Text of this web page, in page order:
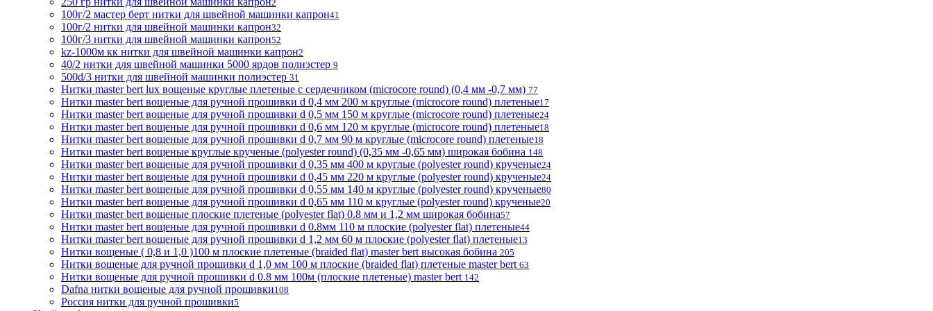
2
100г/2 мастер берт нитки для швейной машинки капрон41
100г/2 нитки для швейной машинки капрон32
100г/3 нитки для швейной машинки капрон52
kz-1000м кк нитки для швейной машинки капрон2
40/2 нитки для швейной машинки 5000 ярдов полиэстер 9
500d/3 нитки для швейной машинки полиэстер 31
Нитки master bert lux вощеные круглые плетеные с сердечником (microcore round) (0,4 мм -0,7 мм) 77
Нитки master bert вощеные для ручной прошивки d 0,4 мм 200 м круглые (microcore round) плетеные17
Нитки master bert вощеные для ручной прошивки d 0,5 мм 150 м круглые (microcore round) плетеные24
Нитки master bert вощеные для ручной прошивки d 0,6 мм 120 м круглые (microcore round) плетеные18
Нитки master bert вощеные для ручной прошивки d 0,7 мм 90 м круглые (microcore round) плетеные18
Нитки master bert вощеные круглые крученые (polyester round) (0,35 мм -0,65 мм) широкая бобина 148
Нитки master bert вощеные для ручной прошивки d 0,35 мм 400 м круглые (polyester round) крученые24
Нитки master bert вощеные для ручной прошивки d 0,45 мм 220 м круглые (polyester round) крученые24
Нитки master bert вощеные для ручной прошивки d 0,55 мм 140 м круглые (polyester round) крученые80
Нитки master bert вощеные для ручной прошивки d 0,65 мм 110 м круглые (polyester round) крученые20
Нитки master bert вощеные плоские плетеные (polyester flat) 0.8 мм и 1,2 мм широкая бобина57
Нитки master bert вощеные для ручной прошивки d 0.8мм 110 м плоские (polyester flat) плетеные44
Нитки master bert вощеные для ручной прошивки d 1,2 мм 60 м плоские (polyester flat) плетеные13
Нитки вощеные ( 0,8 и 1,0 )100 м плоские плетеные (braided flat) master bert высокая бобина 205
Нитки вощеные для ручной прошивки d 1,0 мм 100 м плоские (braided flat) плетеные master bert 63
Нитки вощеные для ручной прошивки d 0.8 мм 100м (плоские плетеные) master bert 142
Dafna нитки вощеные для ручной прошивки108
Россия нитки для ручной прошивки5